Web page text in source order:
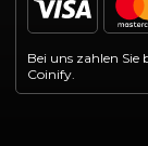
Bei uns zahlen
Coinify.